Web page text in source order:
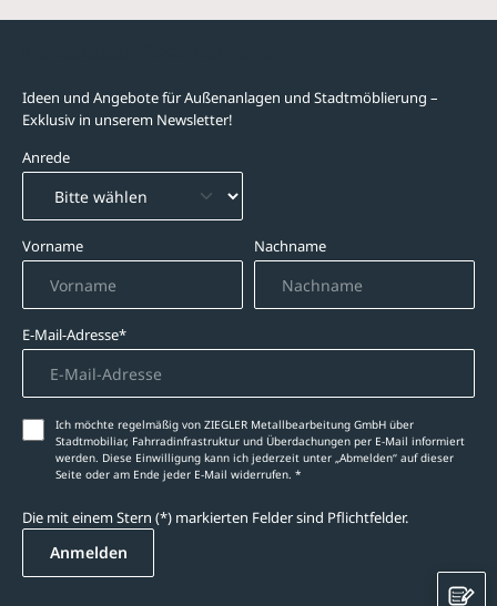
Ideen und Angebote für Außenanlagen und Stadtmöblierung –
Exklusiv in unserem Newsletter!
Anrede
Vorname Nachname
E-Mail-Adresse*
Ich möchte regelmäßig von ZIEGLER Metallbearbeitung GmbH über
Stadtmobiliar, Fahrradinfrastruktur und Überdachungen per E-Mail informiert
werden. Diese Einwilligung kann ich jederzeit unter „Abmelden‘‘ auf dieser
Seite oder am Ende jeder E-Mail widerrufen. *
Die mit einem Stern (*) markierten Felder sind Pflichtfelder.
Anmelden